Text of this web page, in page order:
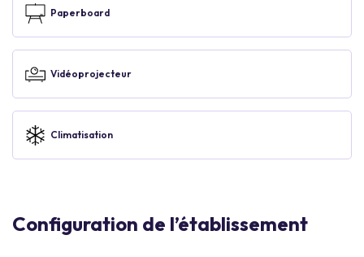
Paperboard
Vidéoprojecteur
Climatisation
Configuration de l’établissement